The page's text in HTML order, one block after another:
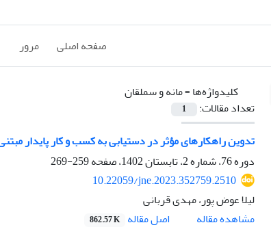
صفحه اصلی مرور
کلیدواژه‌ها =مانه و سملقان
تعداد مقالات:
1
تدوین راهکارهای مؤثر در دستیابی به کسب و کار پایدار
دوره 76، شماره 2، تابستان 1402، صفحه
259-269
10.22059/jne.2023.352759.2510
لیلا عوض پور، مهدی قربانی
مشاهده مقاله
اصل مقاله 862.57 K